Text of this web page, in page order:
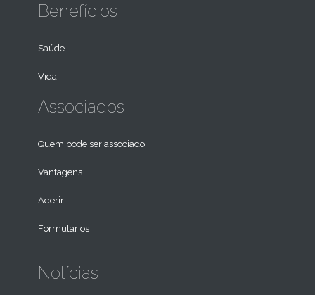
Benefícios
Saúde
Vida
Associados
Quem pode ser associado
Vantagens
Aderir
Formulários
Notícias